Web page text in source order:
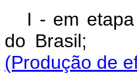
I - em
do
(Produção de